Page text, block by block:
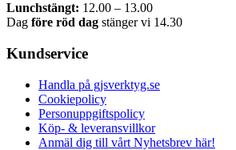
Lunchstängt: 12.00 – 13.00
Dag före röd dag stänger vi 14.30
Kundservice
Handla på gjsverktyg.se
Cookiepolicy
Personuppgiftspolicy
Köp- & leveransvillkor
Anmäl dig till vårt Nyhetsbrev här!